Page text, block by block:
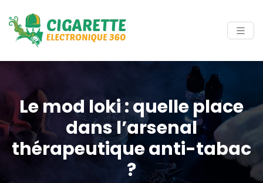
Le mod loki : quelle place
dans l’arsenal
thérapeutique anti-tabac
?